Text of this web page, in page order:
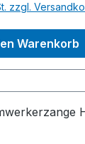
zzgl.
Warenkorb